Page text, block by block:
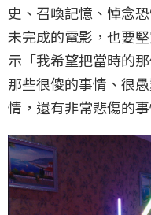
史、召喚記憶、悼念
未完成的電影，也要
示「我希望把當時的
那些很傻的事情、很
情，還有非常悲傷的事